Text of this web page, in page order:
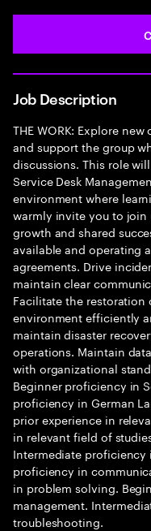
Job Description
THE WORK: Explore
and support the group
discussions. This role
Service Desk
environment where
warmly invite you to
growth and shared
available and operating
agreements. Drive
maintain clear
Facilitate the
environment efficiently
maintain disaster
operations. Maintain
with organizational
Beginner proficiency in
proficiency in German
prior experience in
in relevant field of
Intermediate proficiency
proficiency in
in problem solving.
management.
troubleshooting.